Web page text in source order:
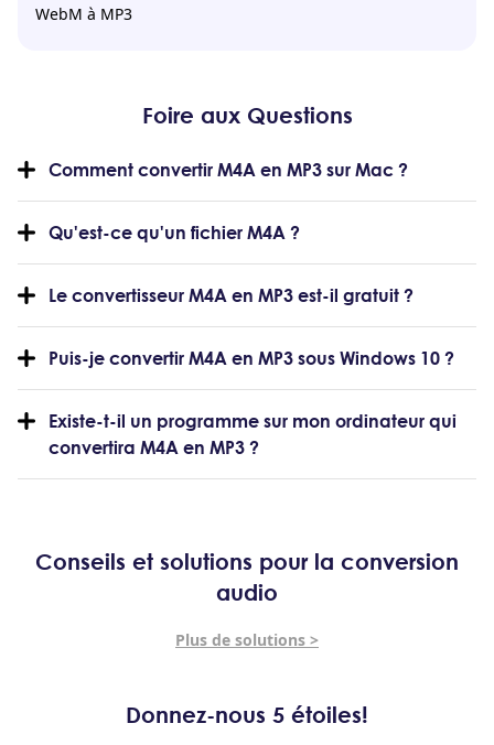
WebM à MP3
Foire aux Questions
Comment convertir M4A en MP3 sur Mac ?
Qu'est-ce qu'un fichier M4A ?
Le convertisseur M4A en MP3 est-il gratuit ?
Puis-je convertir M4A en MP3 sous Windows 10 ?
Existe-t-il un programme sur mon ordinateur qui
convertira M4A en MP3 ?
Conseils et solutions pour la conversion
audio
Plus de solutions >
Donnez-nous 5 étoiles!